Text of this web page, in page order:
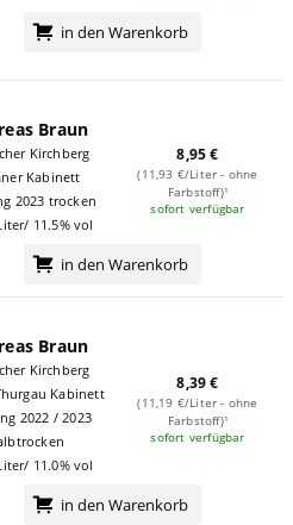
in den Warenkorb
Braun
Kirchberg
Kabinett
2023 trocken
11.5% vol
8,95 €
(11,93 €/Liter - ohne
Farbstoff)¹
sofort verfügbar
in den Warenkorb
Braun
Kirchberg
Kabinett
2022 / 2023
11.0% vol
8,39 €
(11,19 €/Liter - ohne
Farbstoff)¹
sofort verfügbar
in den Warenkorb